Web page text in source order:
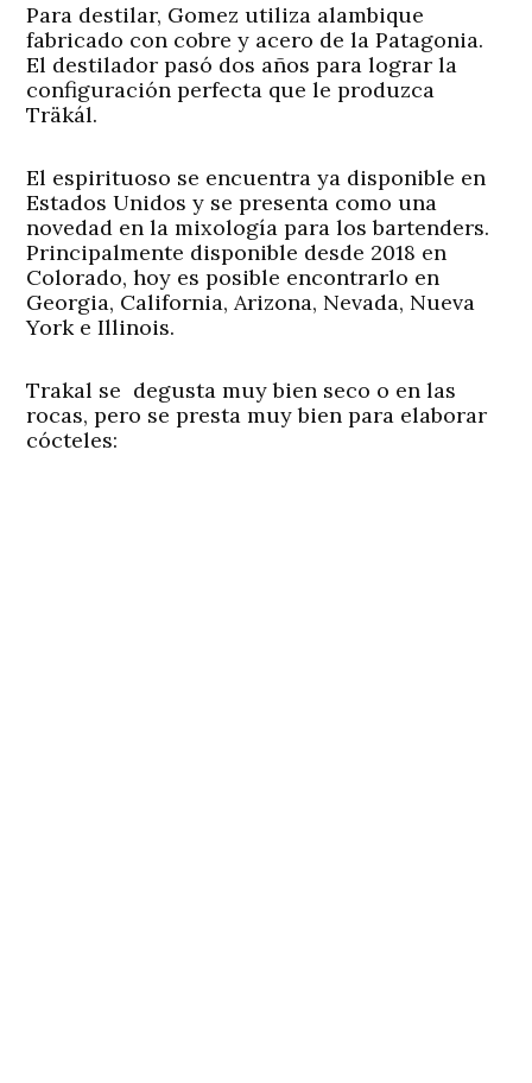
Para destilar, Gomez utiliza alambique
fabricado con cobre y acero de la Patagonia.
El destilador pasó dos años para lograr la
configuración perfecta que le produzca
Träkál.
El espirituoso se encuentra ya disponible en
Estados Unidos y se presenta como una
novedad en la mixología para los bartenders.
Principalmente disponible desde 2018 en
Colorado, hoy es posible encontrarlo en
Georgia, California, Arizona, Nevada, Nueva
York e Illinois.
Trakal se degusta muy bien seco o en las
rocas, pero se presta muy bien para elaborar
cócteles: